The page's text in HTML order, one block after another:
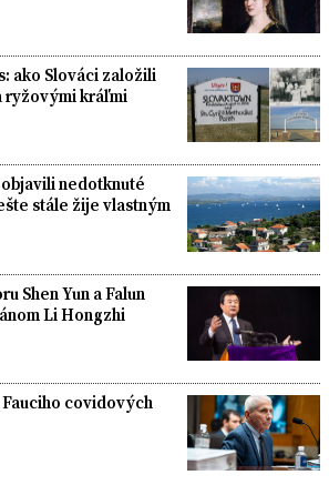
ako Slováci založili
ryžovými kráľmi
objavili nedotknuté
stále žije vlastným
Shen Yun a Falun
Li Hongzhi
covidových